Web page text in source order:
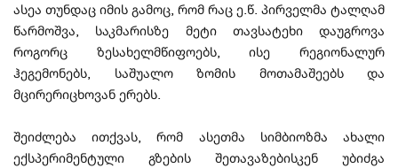
ასეა თუნდაც იმის გამოც, რომ რაც ე.წ. პირველმა ტალღამ
წარმოშვა, საკმარისზე მეტი თავსატეხი დაუგროვა
როგორც ზესახელმწიფოებს, ისე რეგიონალურ
ჰეგემონებს, საშუალო ზომის მოთამაშეებს და
მცირერიცხოვან ერებს.
შეიძლება ითქვას, რომ ასეთმა სიმბიოზმა ახალი
ექსპერიმენტული გზების შეთავაზებისკენ უბიძგა